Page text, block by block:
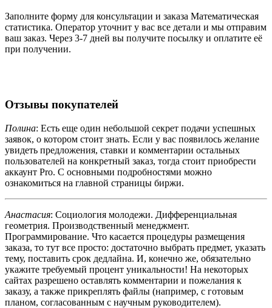
Заполните форму для консультации и заказа Математическая
статистика. Оператор уточнит у вас все детали и мы отправим
ваш заказ. Через 3-7 дней вы получите посылку и оплатите её
при получении.
Отзывы покупателей
Полина: Есть еще один небольшой секрет подачи успешных
заявок, о котором стоит знать. Если у вас появилось желание
увидеть предложения, ставки и комментарии остальных
пользователей на конкретный заказ, тогда стоит приобрести
аккаунт Pro. С основными подробностями можно
ознакомиться на главной страницы биржи.
Анастасия: Социология молодежи. Дифференциальная
геометрия. Производственный менеджмент.
Программирование. Что касается процедуры размещения
заказа, то тут все просто: достаточно выбрать предмет, указать
тему, поставить срок дедлайна. И, конечно же, обязательно
укажите требуемый процент уникальности! На некоторых
сайтах разрешено оставлять комментарии и пожелания к
заказу, а также прикреплять файлы (например, с готовым
планом, согласованным с научным руководителем).